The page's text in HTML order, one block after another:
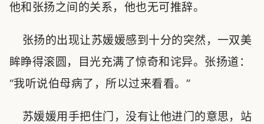
他和张扬之间的关系，他也无可推辞。
张扬的出现让苏媛媛感到十分的突然，一双美
眸睁得滚圆，目光充满了惊奇和诧异。张扬道：
“我听说伯母病了，所以过来看看。”
苏媛媛用手把住门，没有让他进门的意思，站